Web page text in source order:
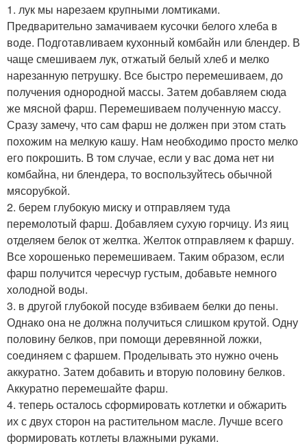
1. лук мы нарезаем крупными ломтиками.
Предварительно замачиваем кусочки белого хлеба в
воде. Подготавливаем кухонный комбайн или блендер. В
чаще смешиваем лук, отжатый белый хлеб и мелко
нарезанную петрушку. Все быстро перемешиваем, до
получения однородной массы. Затем добавляем сюда
же мясной фарш. Перемешиваем полученную массу.
Сразу замечу, что сам фарш не должен при этом стать
похожим на мелкую кашу. Нам необходимо просто мелко
его покрошить. В том случае, если у вас дома нет ни
комбайна, ни блендера, то воспользуйтесь обычной
мясорубкой.
2. берем глубокую миску и отправляем туда
перемолотый фарш. Добавляем сухую горчицу. Из яиц
отделяем белок от желтка. Желток отправляем к фаршу.
Все хорошенько перемешиваем. Таким образом, если
фарш получится чересчур густым, добавьте немного
холодной воды.
3. в другой глубокой посуде взбиваем белки до пены.
Однако она не должна получиться слишком крутой. Одну
половину белков, при помощи деревянной ложки,
соединяем с фаршем. Проделывать это нужно очень
аккуратно. Затем добавить и вторую половину белков.
Аккуратно перемешайте фарш.
4. теперь осталось сформировать котлетки и обжарить
их с двух сторон на растительном масле. Лучше всего
формировать котлеты влажными руками.